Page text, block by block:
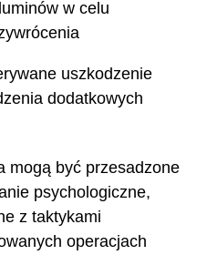
w celu
uszkodzenie
dodatkowych
mogą być przesadzone
psychologiczne,
z taktykami
operacjach